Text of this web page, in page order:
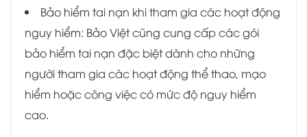
Bảo hiểm tai nạn khi tham gia các hoạt động
nguy hiểm: Bảo Việt cũng cung cấp các gói
bảo hiểm tai nạn đặc biệt dành cho những
người tham gia các hoạt động thể thao, mạo
hiểm hoặc công việc có mức độ nguy hiểm
cao.